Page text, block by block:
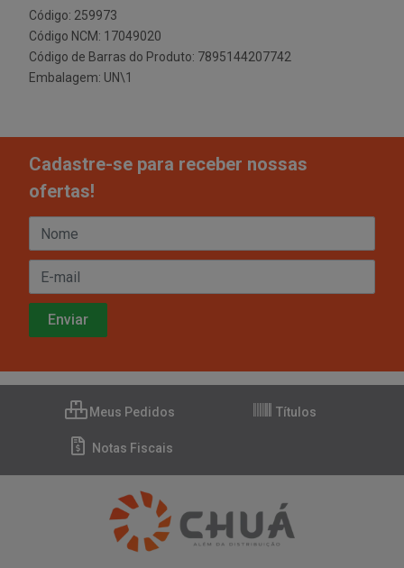
Código: 259973
Código NCM: 17049020
Código de Barras do Produto: 7895144207742
Embalagem: UN\1
Cadastre-se para receber nossas
ofertas!
Meus Pedidos Títulos
Notas Fiscais